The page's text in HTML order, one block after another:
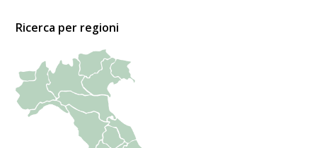
Ricerca per regioni